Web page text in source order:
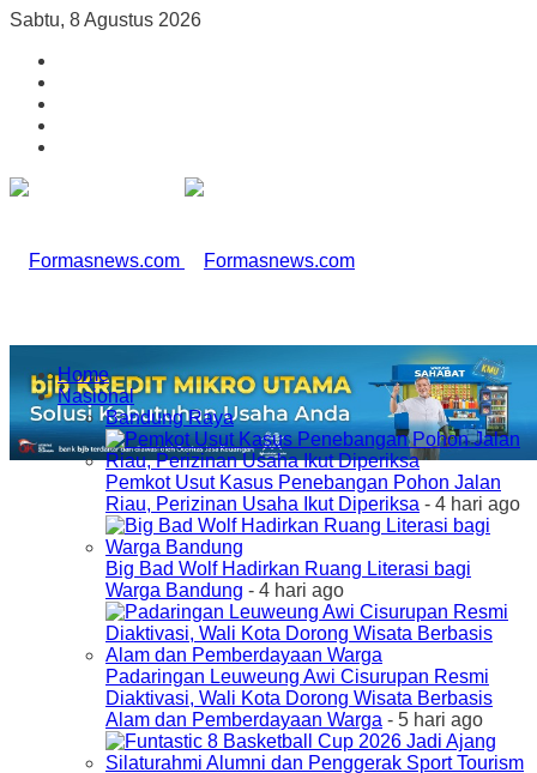
Sabtu, 8 Agustus 2026
Home
Nasional
Bandung Raya
Pemkot Usut Kasus Penebangan Pohon Jalan
Riau, Perizinan Usaha Ikut Diperiksa - 4 hari ago
Big Bad Wolf Hadirkan Ruang Literasi bagi
Warga Bandung - 4 hari ago
Padaringan Leuweung Awi Cisurupan Resmi
Diaktivasi, Wali Kota Dorong Wisata Berbasis
Alam dan Pemberdayaan Warga - 5 hari ago